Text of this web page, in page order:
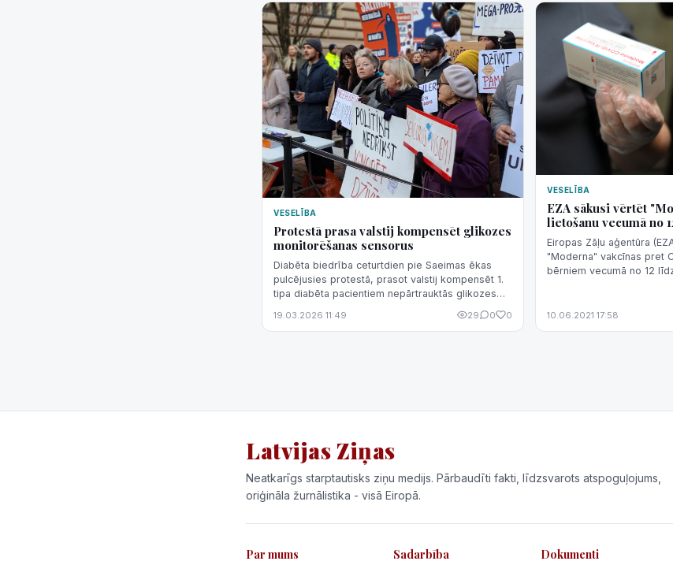
VESELĪBA
Protestā prasa valstij kompensēt glikozes
monitorēšanas sensorus
Diabēta biedrība ceturtdien pie Saeimas ēkas
pulcējusies protestā, prasot valstij kompensēt 1.
tipa diabēta pacientiem nepārtrauktās glikozes
LETA.
19.03.2026 11:49 29 0 0
VESELĪBA
EZA sākusi vērtēt
lietošanu vecumā no
Eiropas Zāļu aģentūra
"Moderna" vakcīnas pret
bērniem vecumā no 12
10.06.2021 17:58
Latvijas Ziņas
Neatkarīgs starptautisks ziņu medijs. Pārbaudīti fakti, līdzsvarots atspoguļojums,
oriģināla žurnālistika - visā Eiropā.
Par mums Sadarbība Dokumenti